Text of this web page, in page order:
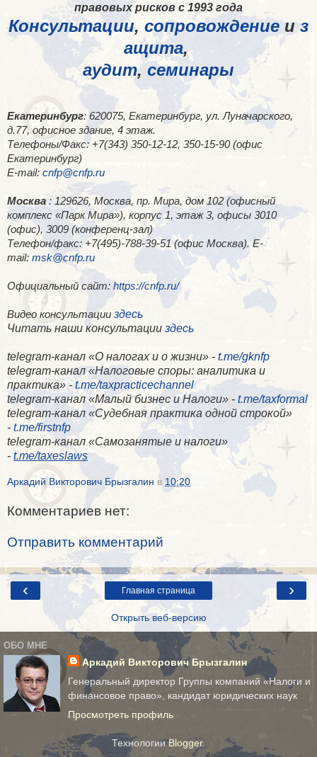
правовых рисков с 1993 года
Консультации, сопровождениеиз
ащита,
аудит, семинары
Екатеринбург: 620075, Екатеринбург, ул. Луначарского,
д.77, офисное здание, 4 этаж.
Телефоны/Факс: +7(343) 350-12-12, 350-15-90 (офис
Екатеринбург)
E-mail: cnfp@cnfp.ru
Москва : 129626, Москва, пр. Мира, дом 102 (офисный
комплекс «Парк Мира»), корпус 1, этаж 3, офисы 3010
(офис), 3009 (конференц-зал)
Телефон/факс: +7(495)-788-39-51 (офис Москва). E-
mail: msk@cnfp.ru
Официальный сайт: https://cnfp.ru/
Видео консультации здесь
Читать наши консультации здесь
telegram-канал «О налогах и о жизни» - t.me/gknfp
telegram-канал «Налоговые споры: аналитика и
практика» -t.me/taxpracticechannel
telegram-канал «Малый бизнес и Налоги» - t.me/taxformal
telegram-канал «​Судебная практика одной строкой»
- t.me/firstnfp
telegram-канал «​Самозанятые и налоги»
- t.me/taxeslaws
Аркадий Викторович Брызгалин в 10:20
Комментариев нет:
Отправить комментарий
‹ ›
Главная страница
Открыть веб-версию
ОБО МНЕ
Аркадий Викторович Брызгалин
Генеральный директор Группы компаний «Налоги и
финансовое право», кандидат юридических наук
Просмотреть профиль
ТехнологииBlogger.